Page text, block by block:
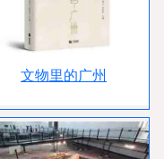
文物里的广州